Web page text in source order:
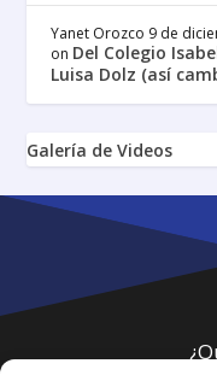
Yanet Orozco 9 de
on Del Colegio
Luisa Dolz (así
Galería de Videos